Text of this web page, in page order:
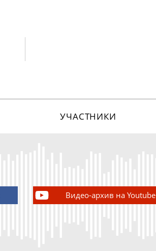
УЧАСТНИКИ
Видео-архив на Youtube